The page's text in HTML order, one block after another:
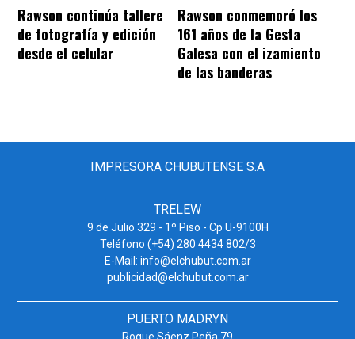
Rawson continúa tallere
de fotografía y edición
desde el celular
Rawson conmemoró los
161 años de la Gesta
Galesa con el izamiento
de las banderas
IMPRESORA CHUBUTENSE S.A
TRELEW
9 de Julio 329 - 1º Piso - Cp U-9100H
Teléfono (+54) 280 4434 802/3
E-Mail: info@elchubut.com.ar
publicidad@elchubut.com.ar
PUERTO MADRYN